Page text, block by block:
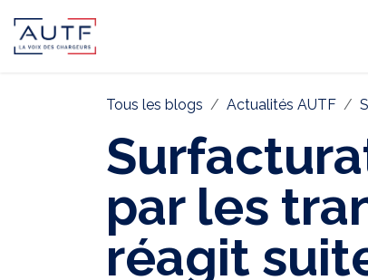
Tous les blogs Actualités AUTF
par les
réagit